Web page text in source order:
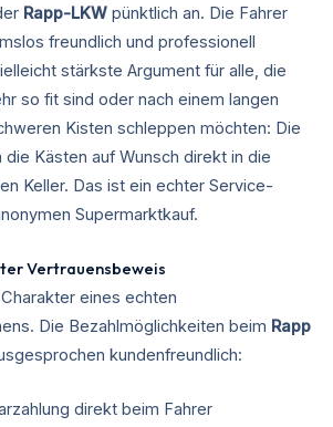
Rapp-LKW pünktlich an. Die Fahrer
freundlich und professionell
stärkste Argument für alle, die
so fit sind oder nach einem langen
Kisten schleppen möchten: Die
Kästen auf Wunsch direkt in die
Keller. Das ist ein echter Service-
Supermarktkauf.
Vertrauensbeweis
eines echten
Die Bezahlmöglichkeiten beim Rapp
kundenfreundlich:
direkt beim Fahrer